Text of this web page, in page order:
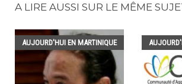
A LIRE AUSSI SUR LE MÊME
AUJOURD'HUI EN MARTINIQUE